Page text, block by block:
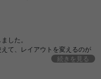
した。
て、レイアウトを変えるのが
続きを見る